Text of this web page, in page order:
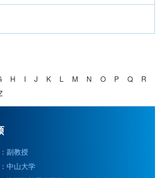
H I J K L M N O P Q
R
副教授
中山大学